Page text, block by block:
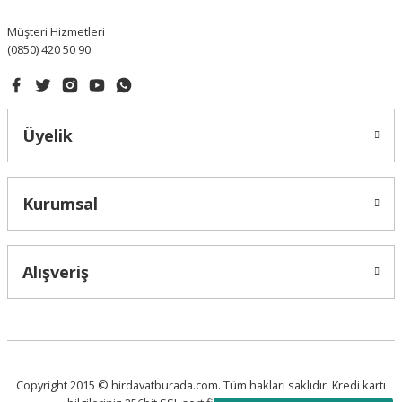
Müşteri Hizmetleri
(0850) 420 50 90
Üyelik
Kurumsal
Alışveriş
Copyright 2015 © hirdavatburada.com. Tüm hakları saklıdır. Kredi kartı